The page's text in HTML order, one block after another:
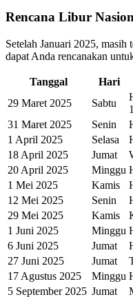
Rencana Libur
Setelah Januari 2025, masih
dapat Anda rencanakan
Tanggal Hari
29 Maret 2025
Sabtu
31 Maret 2025
Senin
1 April 2025
Selasa
18 April 2025
Jumat
20 April 2025
Minggu
1 Mei 2025
Kamis
12 Mei 2025
Senin
29 Mei 2025
Kamis
1 Juni 2025
Minggu
6 Juni 2025
Jumat
27 Juni 2025
Jumat
17 Agustus 2025
Minggu
5 September 2025 Jumat